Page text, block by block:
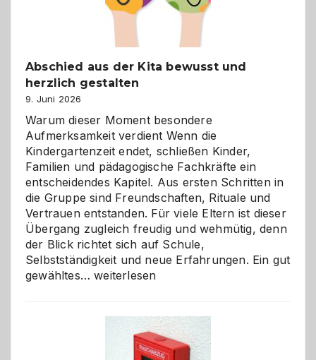
Abschied aus der Kita bewusst und
herzlich gestalten
9. Juni 2026
Warum dieser Moment besondere
Aufmerksamkeit verdient Wenn die
Kindergartenzeit endet, schließen Kinder,
Familien und pädagogische Fachkräfte ein
entscheidendes Kapitel. Aus ersten Schritten in
die Gruppe sind Freundschaften, Rituale und
Vertrauen entstanden. Für viele Eltern ist dieser
Übergang zugleich freudig und wehmütig, denn
der Blick richtet sich auf Schule,
Selbstständigkeit und neue Erfahrungen. Ein gut
gewähltes…Abschied
bewusst
weiterlesen